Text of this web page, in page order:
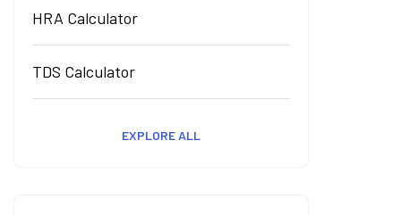
HRA Calculator
TDS Calculator
EXPLORE ALL